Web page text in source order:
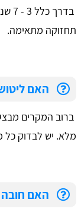
תחזוקה מתאימה.
האם
ברוב המקרים
מלא. יש לבדוק כל
האם חובה